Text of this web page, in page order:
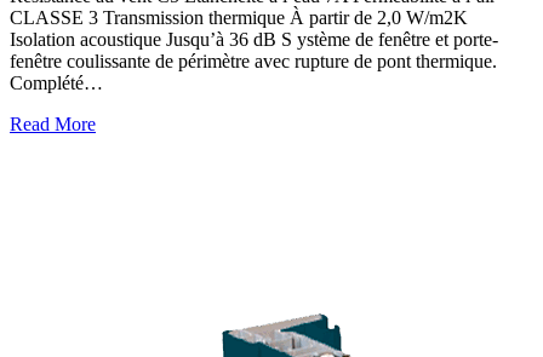
CLASSE 3 Transmission thermique À partir de 2,0 W/m2K
Isolation acoustique Jusqu’à 36 dB S ystème de fenêtre et porte-
fenêtre coulissante de périmètre avec rupture de pont thermique.
Complété…
Read More